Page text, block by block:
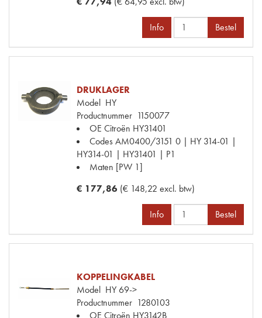
Info Bestel
DRUKLAGER
Model HY
Productnummer 1150077
OE Citroën HY31401
CodesAM0400/3151 0 | HY 314-01 |
HY314-01 | HY31401 | P1
Maten [PW 1]
€ 177,86 (€ 148,22 excl. btw)
Info Bestel
KOPPELINGKABEL
Model HY 69->
Productnummer 1280103
OE Citroën HY3142B